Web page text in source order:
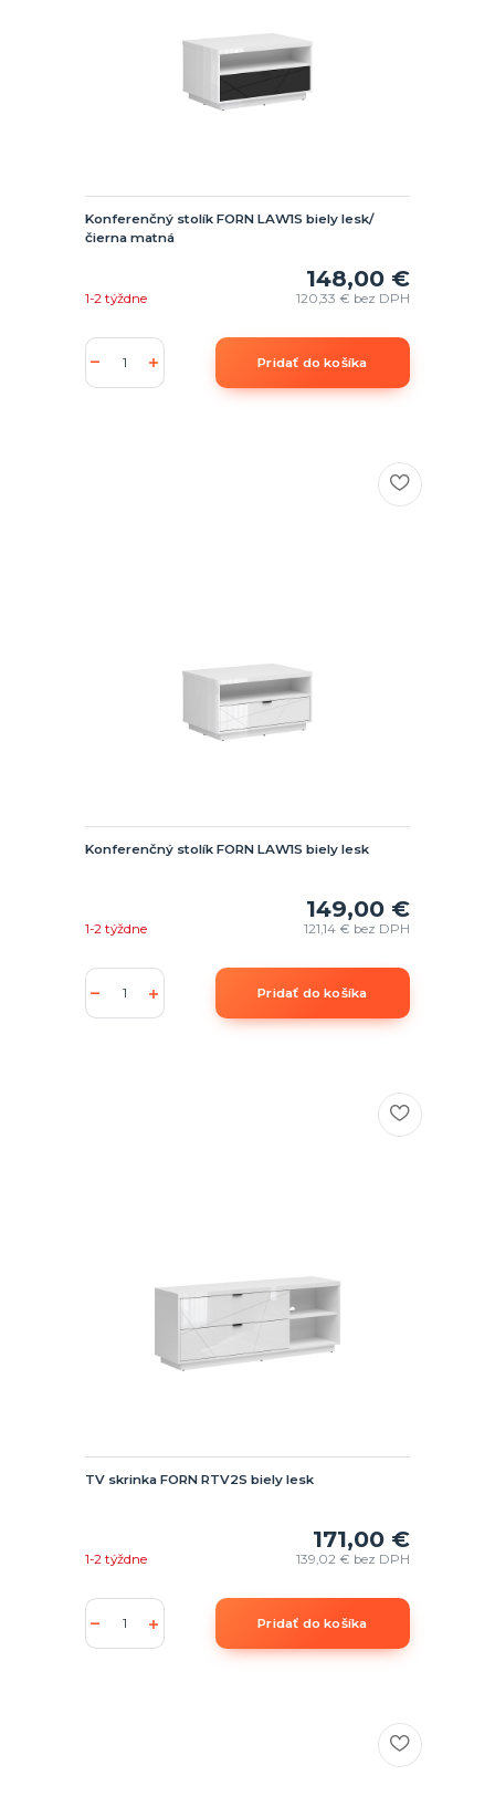
Konferenčný stolík FORN LAW1S biely lesk/
čierna matná
148,00 €
120,33 € bez DPH
1-2 týždne
Pridať do košíka
Konferenčný stolík FORN LAW1S biely lesk
149,00 €
121,14 € bez DPH
1-2 týždne
Pridať do košíka
TV skrinka FORN RTV2S biely lesk
171,00 €
139,02 € bez DPH
1-2 týždne
Pridať do košíka